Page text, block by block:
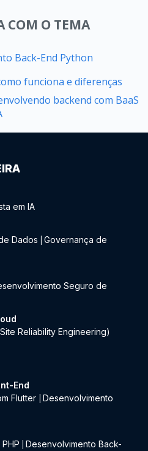
COM O TEMA
Back-End Python
funciona e diferenças
backend com BaaS
em IA
Dados
Governança de
Seguro de
Reliability Engineering)
End
Flutter
Desenvolvimento
Desenvolvimento Back-